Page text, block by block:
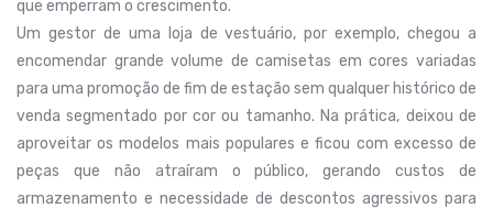
que emperram o crescimento.
Um gestor de uma loja de vestuário, por exemplo, chegou a
encomendar grande volume de camisetas em cores variadas
para uma promoção de fim de estação sem qualquer histórico de
venda segmentado por cor ou tamanho. Na prática, deixou de
aproveitar os modelos mais populares e ficou com excesso de
peças que não atraíram o público, gerando custos de
armazenamento e necessidade de descontos agressivos para